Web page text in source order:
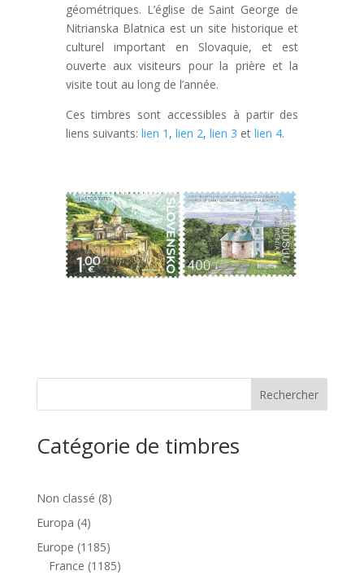
géométriques. L’église de Saint George de
Nitrianska Blatnica est un site historique et
culturel important en Slovaquie, et est
ouverte aux visiteurs pour la prière et la
visite tout au long de l’année.
Ces timbres sont accessibles à partir des
liens suivants: lien 1 , lien 2, lien 3 et lien 4.
Catégorie de timbres
Non classé 88
Europa 44
produits
Europe 11851185
produits
France 11851185